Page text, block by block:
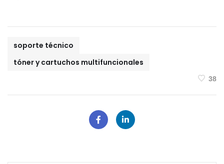
soporte técnico
tóner y cartuchos multifuncionales
38